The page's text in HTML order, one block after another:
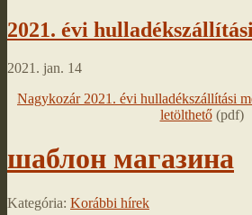
2021. évi
2021. jan. 14
Nagykozár 2021. évi hulladékszállítási
letölthető(pdf)
шаблон магазина
Kategória: Korábbi hírek